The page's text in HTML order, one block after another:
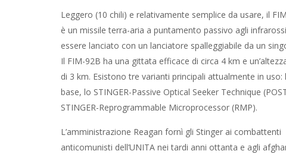
L’amministrazione Reagan fornì gli Stinger ai
afghani per contrastare i Sovietici. In entrambi i casi, gli
risultarono inefficaci. Secondo alcune speculazioni la
successivi è che le batterie necessarie per far
dell’Iran che ne acquisì la tecnologia. Il costo di uno
essere sparato da un soldato che ha ricevuto solo una
ricerca automaticamente i raggi infrarossi emessi dal
Distribuire a pioggia questi ordigni, senza essere certi di